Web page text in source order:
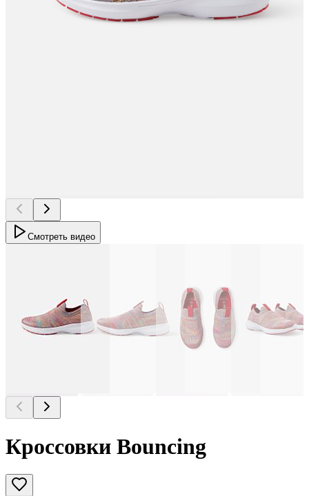
Смотреть видео
Кроссовки Bouncing